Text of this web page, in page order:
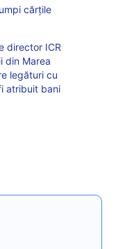
cărțile
director ICR
din Marea
legături cu
atribuit bani